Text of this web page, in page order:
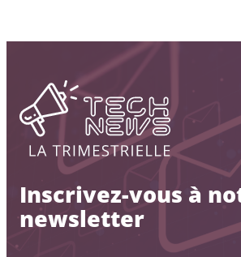
Inscrivez-vous à
newsletter